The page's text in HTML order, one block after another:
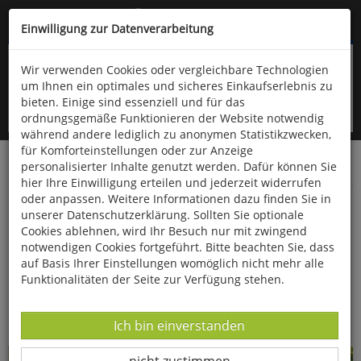
Kompletten Head der Seite überspringen
oder (06766) 9323-960
Startseite Bücher Kunst Bildende Kunst
Kunstpostkarten »Jugendstil«
Einwilligung zur Datenverarbeitung
Wir verwenden Cookies oder vergleichbare Technologien
um Ihnen ein optimales und sicheres Einkaufserlebnis zu
bieten. Einige sind essenziell und für das
ordnungsgemäße Funktionieren der Website notwendig
während andere lediglich zu anonymen Statistikzwecken,
für Komforteinstellungen oder zur Anzeige
personalisierter Inhalte genutzt werden. Dafür können Sie
hier Ihre Einwilligung erteilen und jederzeit widerrufen
oder anpassen. Weitere Informationen dazu finden Sie in
unserer Datenschutzerklärung. Sollten Sie optionale
Cookies ablehnen, wird Ihr Besuch nur mit zwingend
notwendigen Cookies fortgeführt. Bitte beachten Sie, dass
auf Basis Ihrer Einstellungen womöglich nicht mehr alle
Funktionalitäten der Seite zur Verfügung stehen.
Datenverarbeitung -
Ich bin einverstanden